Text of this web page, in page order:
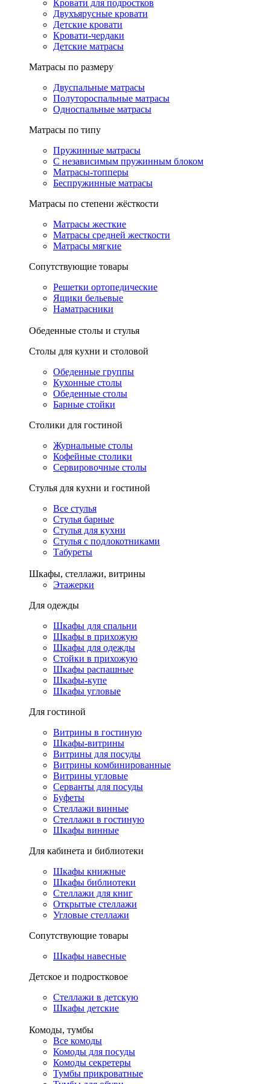
Кровати для подростков
Двухъярусные кровати
Детские кровати
Кровати-чердаки
Детские матрасы
Матрасы по размеру
Двуспальные матрасы
Полутороспальные матрасы
Односпальные матрасы
Матрасы по типу
Пружинные матрасы
С независимым пружинным блоком
Матрасы-топперы
Беспружинные матрасы
Матрасы по степени жёсткости
Матрасы жесткие
Матрасы средней жесткости
Матрасы мягкие
Сопутствующие товары
Решетки ортопедические
Ящики бельевые
Наматрасники
Обеденные столы и стулья
Столы для кухни и столовой
Обеденные группы
Кухонные столы
Обеденные столы
Барные стойки
Столики для гостиной
Журнальные столы
Кофейные столики
Сервировочные столы
Стулья для кухни и гостиной
Все стулья
Стулья барные
Стулья для кухни
Стулья с подлокотниками
Табуреты
Шкафы, стеллажи, витрины
Этажерки
Для одежды
Шкафы для спальни
Шкафы в прихожую
Шкафы для одежды
Стойки в прихожую
Шкафы распашные
Шкафы-купе
Шкафы угловые
Для гостиной
Витрины в гостиную
Шкафы-витрины
Витрины для посуды
Витрины комбинированные
Витрины угловые
Серванты для посуды
Буфеты
Стеллажи винные
Стеллажи в гостиную
Шкафы винные
Для кабинета и библиотеки
Шкафы книжные
Шкафы библиотеки
Стеллажи для книг
Открытые стеллажи
Угловые стеллажи
Сопутствующие товары
Шкафы навесные
Детское и подростковое
Стеллажи в детскую
Шкафы детские
Комоды, тумбы
Все комоды
Комоды для посуды
Комоды секретеры
Тумбы прикроватные